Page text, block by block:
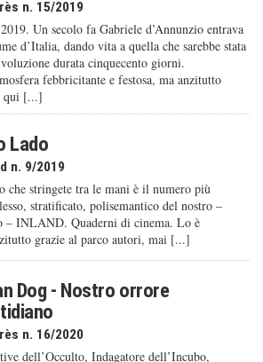
n. 15/2019
Un secolo fa Gabriele d’Annunzio entrava
d’Italia, dando vita a quella che sarebbe stata
durata cinquecento giorni.
febbricitante e festosa, ma anzitutto
qui [...]
Lado
n. 9/2019
che stringete tra le mani è il numero più
stratificato, polisemantico del nostro –
– INLAND. Quaderni di cinema. Lo è
grazie al parco autori, mai [...]
Dog - Nostro orrore
n. 16/2020
dell’Occulto, Indagatore dell’Incubo,